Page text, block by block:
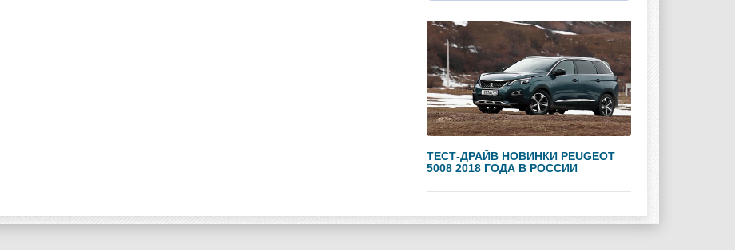
Mercury Mini Mitsubishi
Nissan Opel Pagani
Peugeot Pontiac
ТЕСТ-ДРАЙВ НОВИНКИ PEUGEOT
5008 2018 ГОДА В РОССИИ